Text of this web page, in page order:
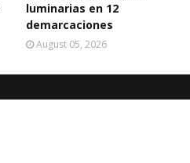
luminarias en 12
demarcaciones
August 05, 2026